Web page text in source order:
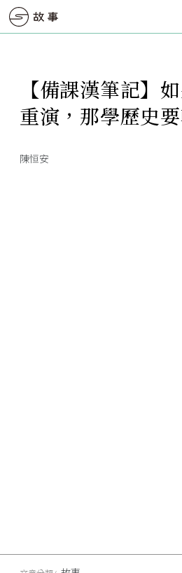
【備課漢筆記】
重演，那學歷史
陳恒安